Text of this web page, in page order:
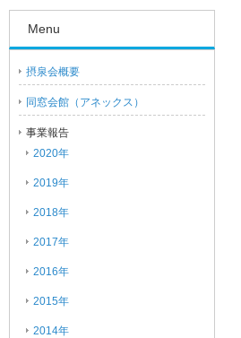
Menu
摂泉会概要
同窓会館（アネックス）
事業報告
2020年
2019年
2018年
2017年
2016年
2015年
2014年